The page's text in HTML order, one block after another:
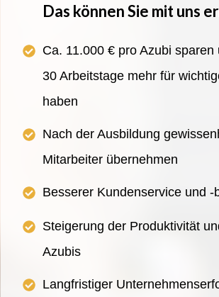
Das können Sie mit uns
Ca. 11.000 € pro Azubi sparen
30 Arbeitstage mehr für
haben
Nach der Ausbildung
Mitarbeiter übernehmen
Besserer Kundenservice und -
Steigerung der Produktivität
Azubis
Langfristiger